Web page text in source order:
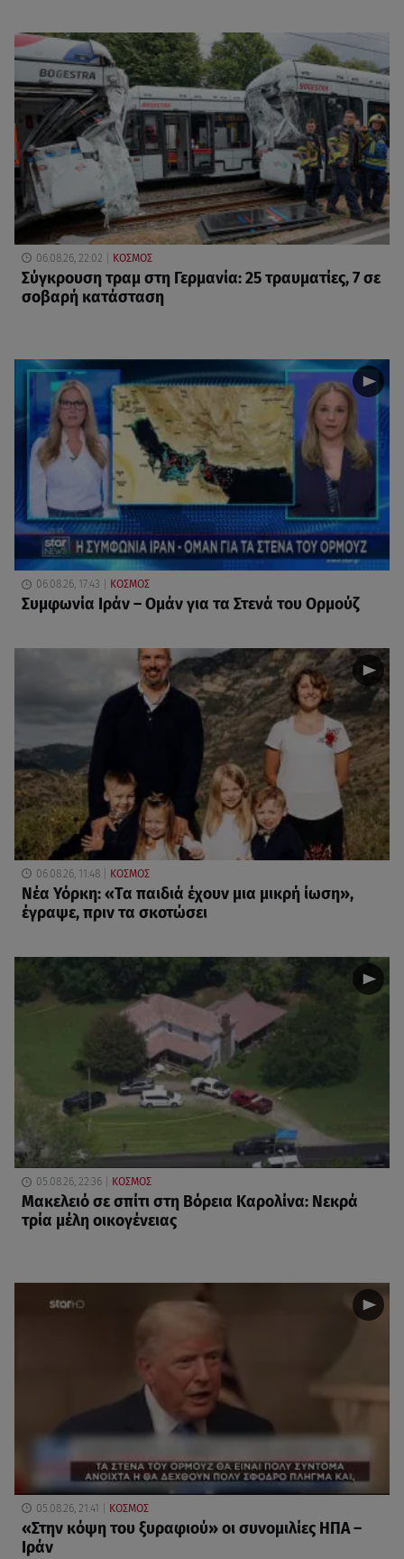
06.08.26, 22:02 ΚΟΣΜΟΣ
Σύγκρουση τραμ στη Γερμανία: 25 τραυματίες, 7 σε
σοβαρή κατάσταση
06.08.26, 17:43 ΚΟΣΜΟΣ
Συμφωνία Ιράν – Ομάν για τα Στενά του Ορμούζ
06.08.26, 11:48 ΚΟΣΜΟΣ
Νέα Υόρκη: «Τα παιδιά έχουν μια μικρή ίωση»,
έγραψε, πριν τα σκοτώσει
05.08.26, 22:36 ΚΟΣΜΟΣ
Μακελειό σε σπίτι στη Βόρεια Καρολίνα: Νεκρά
τρία μέλη οικογένειας
05.08.26, 21:41 ΚΟΣΜΟΣ
«Στην κόψη του ξυραφιού» οι συνομιλίες ΗΠΑ –
Ιράν